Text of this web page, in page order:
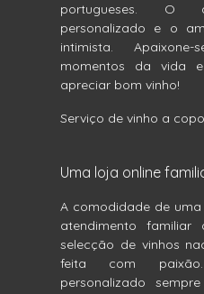
portugueses. O
personalizado e o
intimista.
momentos da vida
apreciar bom vinho!
Serviço de vinho a
Uma loja online
A comodidade de
atendimento familiar
selecção de vinhos
feita com
personalizado